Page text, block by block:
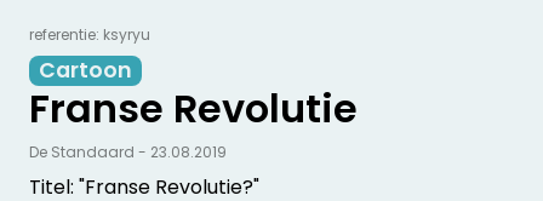
referentie: ksyryu
Cartoon
Franse Revolutie
Titel: "Franse Revolutie?"
De Standaard - 23.08.2019